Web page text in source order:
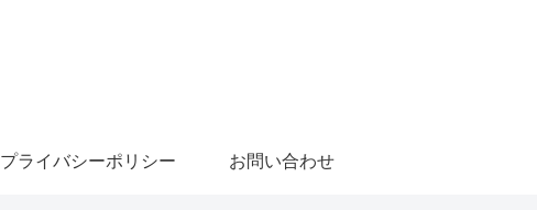
プライバシーポリシー お問い合わせ